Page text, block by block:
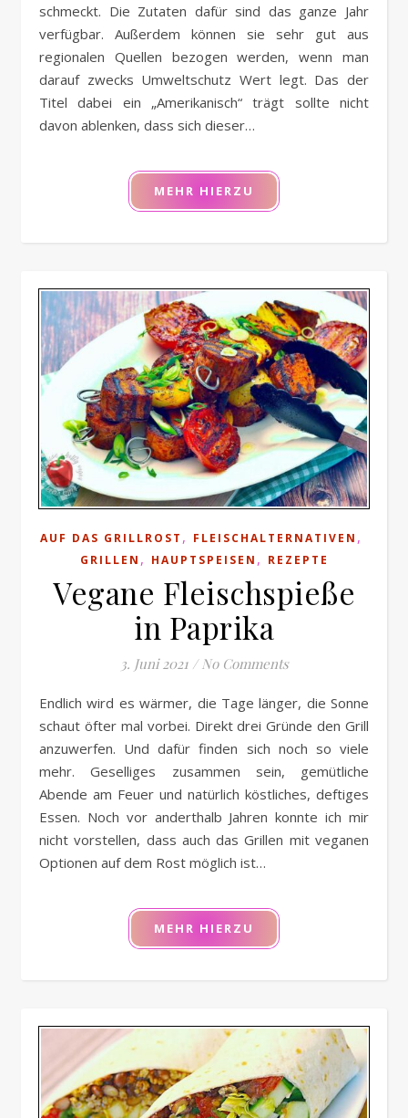
schmeckt. Die Zutaten dafür sind das ganze Jahr
verfügbar. Außerdem können sie sehr gut aus
regionalen Quellen bezogen werden, wenn man
darauf zwecks Umweltschutz Wert legt. Das der
Titel dabei ein „Amerikanisch“ trägt sollte nicht
davon ablenken, dass sich dieser…
MEHR HIERZU
AUF DAS GRILLROST , FLEISCHALTERNATIVEN ,
GRILLEN , HAUPTSPEISEN , REZEPTE
Vegane Fleischspieße
in Paprika
3. Juni 2021 / No Comments
Endlich wird es wärmer, die Tage länger, die Sonne
schaut öfter mal vorbei. Direkt drei Gründe den Grill
anzuwerfen. Und dafür finden sich noch so viele
mehr. Geselliges zusammen sein, gemütliche
Abende am Feuer und natürlich köstliches, deftiges
Essen. Noch vor anderthalb Jahren konnte ich mir
nicht vorstellen, dass auch das Grillen mit veganen
Optionen auf dem Rost möglich ist…
MEHR HIERZU